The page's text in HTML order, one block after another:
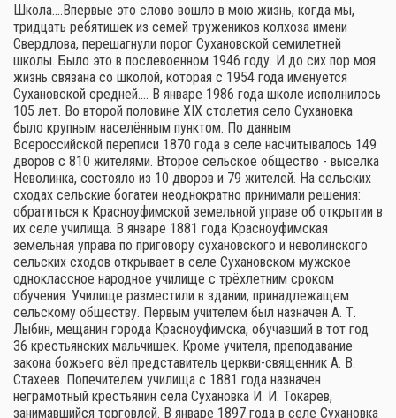
Школа.…Впервые это слово вошло в мою жизнь, когда мы,
тридцать ребятишек из семей тружеников колхоза имени
Свердлова, перешагнули порог Сухановской семилетней
школы. Было это в послевоенном 1946 году. И до сих пор моя
жизнь связана со школой, которая с 1954 года именуется
Сухановской средней.… В январе 1986 года школе исполнилось
105 лет. Во второй половине XIX столетия село Сухановка
было крупным населённым пунктом. По данным
Всероссийской переписи 1870 года в селе насчитывалось 149
дворов с 810 жителями. Второе сельское общество - выселка
Неволинка, состояло из 10 дворов и 79 жителей. На сельских
сходах сельские богатеи неоднократно принимали решения:
обратиться к Красноуфимской земельной управе об открытии в
их селе училища. В январе 1881 года Красноуфимская
земельная управа по приговору сухановского и неволинского
сельских сходов открывает в селе Сухановском мужское
одноклассное народное училище с трёхлетним сроком
обучения. Училище разместили в здании, принадлежащем
сельскому обществу. Первым учителем был назначен А. Т.
Лыбин, мещанин города Красноуфимска, обучавший в тот год
36 крестьянских мальчишек. Кроме учителя, преподавание
закона божьего вёл представитель церкви-священник А. В.
Стахеев. Попечителем училища с 1881 года назначен
неграмотный крестьянин села Сухановка И. И. Токарев,
занимавшийся торговлей. В январе 1897 года в селе Сухановка